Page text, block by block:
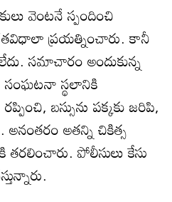
వెంటనే స్పందించి
ప్రయత్నించారు. కానీ
సమాచారం అందుకున్న
సంఘటనా స్థలానికి
బస్సును పక్కకు జరిపి,
అతన్ని చికిత్స
పోలీసులు కేసు